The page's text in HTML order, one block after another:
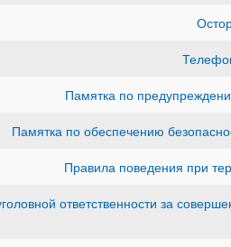
Памятка по
Памятка по обеспечению
Правила поведения при
ответственности за